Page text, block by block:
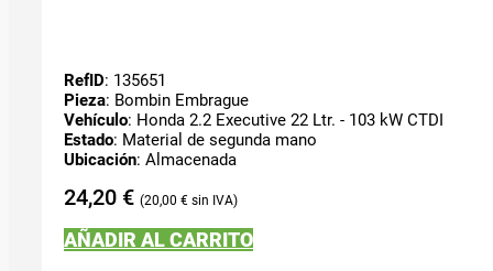
RefID: 135651
Pieza: Bombin Embrague
Vehículo: Honda 2.2 Executive 22 Ltr. - 103 kW CTDI
Estado: Material de segunda mano
Ubicación: Almacenada
24,20 € 20,00 €
AÑADIR AL CARRITO